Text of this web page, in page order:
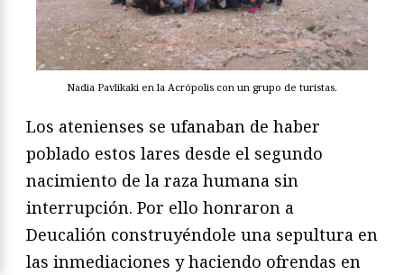
Nadia Pavlikaki en la Acrópolis con un grupo de turistas.
Los atenienses se ufanaban de haber
poblado estos lares desde el segundo
nacimiento de la raza humana sin
interrupción. Por ello honraron a
Deucalión construyéndole una sepultura en
las inmediaciones y haciendo ofrendas en